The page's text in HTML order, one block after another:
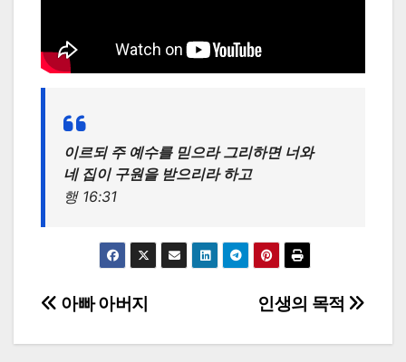
이르되 주 예수를 믿으라 그리하면 너와
네 집이 구원을 받으리라 하고
행 16:31
Post
navigation
인생의 목적
아빠 아버지